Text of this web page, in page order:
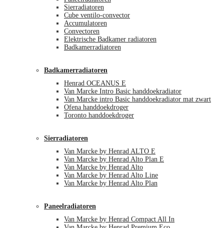
Sierradiatoren
Cube ventilo-convector
Accumulatoren
Convectoren
Elektrische Badkamer radiatoren
Badkamerradiatoren
Badkamerradiatoren
Henrad OCEANUS E
Van Marcke Intro Basic handdoekradiator
Van Marcke intro Basic handdoekradiator mat zwart
Ofena handdoekdroger
Toronto handdoekdroger
Sierradiatoren
Van Marcke by Henrad ALTO E
Van Marcke by Henrad Alto Plan E
Van Marcke by Henrad Alto
Van Marcke by Henrad Alto Line
Van Marcke by Henrad Alto Plan
Paneelradiatoren
Van Marcke by Henrad Compact All In